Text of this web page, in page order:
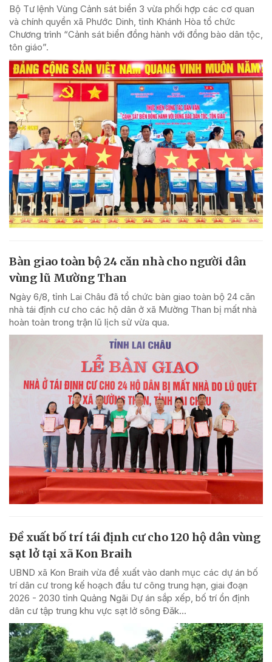
Bộ Tư lệnh Vùng Cảnh sát biển 3 vừa phối hợp các cơ quan
và chính quyền xã Phước Dinh, tỉnh Khánh Hòa tổ chức
Chương trình “Cảnh sát biển đồng hành với đồng bào dân tộc,
tôn giáo”.
Bàn giao toàn bộ 24 căn nhà cho người dân
vùng lũ Mường Than
Ngày 6/8, tỉnh Lai Châu đã tổ chức bàn giao toàn bộ 24 căn
nhà tái định cư cho các hộ dân ở xã Mường Than bị mất nhà
hoàn toàn trong trận lũ lịch sử vừa qua.
Đề xuất bố trí tái định cư cho 120 hộ dân vùng
sạt lở tại xã Kon Braih
UBND xã Kon Braih vừa đề xuất vào danh mục các dự án bố
trí dân cư trong kế hoạch đầu tư công trung hạn, giai đoạn
2026 - 2030 tỉnh Quảng Ngãi Dự án sắp xếp, bố trí ổn định
dân cư tập trung khu vực sạt lở sông Đăk...